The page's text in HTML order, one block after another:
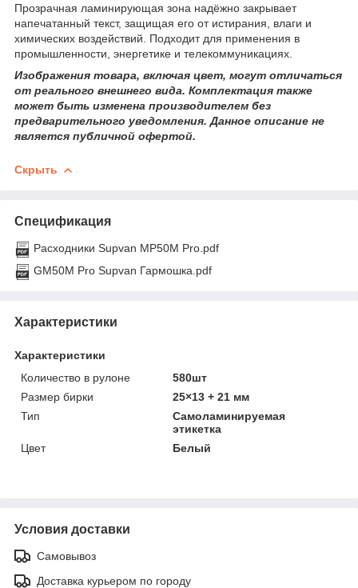
Прозрачная ламинирующая зона надёжно закрывает
напечатанный текст, защищая его от истирания, влаги и
химических воздействий. Подходит для применения в
промышленности, энергетике и телекоммуникациях.
Изображения товара, включая цвет, могут отличаться
от реального внешнего вида. Комплектация также
может быть изменена производителем без
предварительного уведомления. Данное описание не
является публичной офертой.
Скрыть
Спецификация
Расходники Supvan MP50M Pro.pdf
GM50M Pro Supvan Гармошка.pdf
Характеристики
Характеристики
Количество в рулоне
580шт
Размер бирки
25×13 + 21 мм
Тип
Самоламинируемая
этикетка
Цвет
Белый
Условия доставки
Самовывоз
Доставка курьером по городу